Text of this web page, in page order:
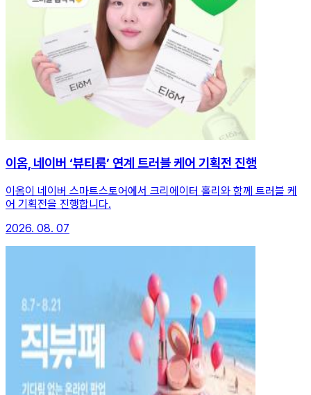
이옴, 네이버 ‘뷰티룸’ 연계 트러블 케어 기획전 진행
이옴이 네이버 스마트스토어에서 크리에이터 홀리와 함께 트러블 케
어 기획전을 진행합니다.
2026. 08. 07